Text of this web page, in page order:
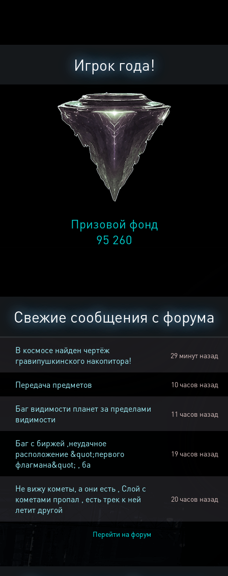
Игрок года!
Призовой фонд
95 260
Свежие сообщения с форума
В космосе найден чертёж
гравипушкинского накопитора!
29 минут назад
Передача предметов 10 часов назад
Баг видимости планет за пределами
видимости
11 часов назад
Баг с биржей ,неудачное
расположение &quot;первого
флагмана&quot; , ба
19 часов назад
Не вижу кометы, а они есть , Слой с
кометами пропал , есть трек к ней
летит другой
20 часов назад
Перейти на форум